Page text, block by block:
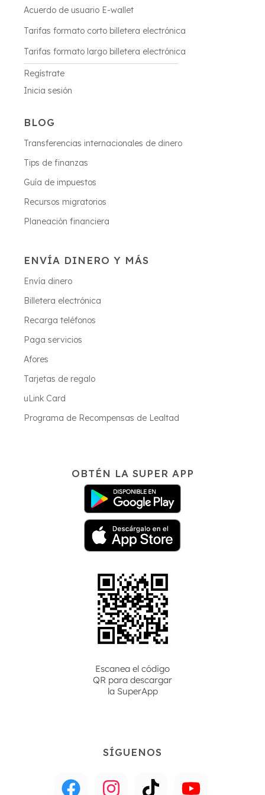
Acuerdo de usuario E-wallet
Tarifas formato corto billetera electrónica
Tarifas formato largo billetera electrónica
Regístrate
Inicia sesión
BLOG
Transferencias internacionales de dinero
Tips de finanzas
Guía de impuestos
Recursos migratorios
Planeación financiera
ENVÍA DINERO Y MÁS
Envía dinero
Billetera electrónica
Recarga teléfonos
Paga servicios
Afores
Tarjetas de regalo
uLink Card
Programa de Recompensas de Lealtad
OBTÉN LA SUPER APP
Escanea el código
QR para descargar
la SuperApp
SÍGUENOS